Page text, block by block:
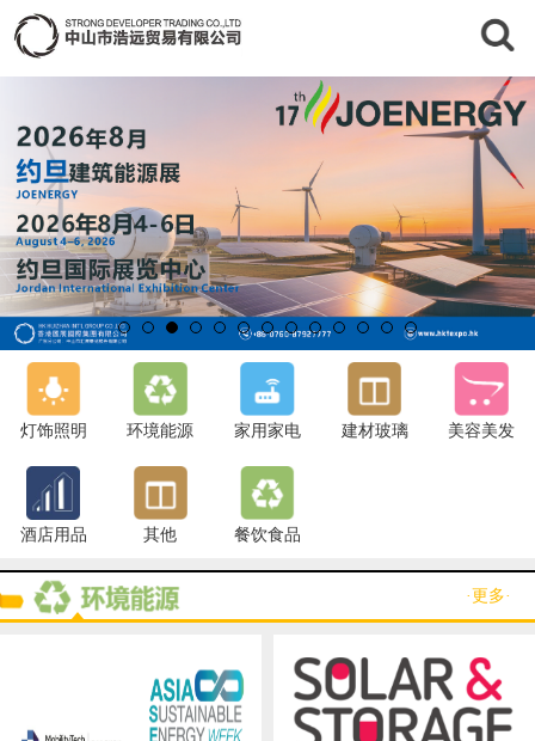
灯饰照明 环境能源 家用家电 建材玻璃 美容美发
酒店用品 其他 餐饮食品
·更多·